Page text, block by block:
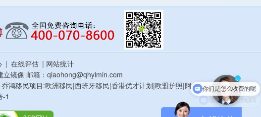
| 在线评估 | 网站统计
立镜像 邮箱：qiaohong@qhyimin.com
鸿移民项目:欧洲移民|西班牙移民|香港优才计划|欧盟护照|阿尔
-1
×
现在有优惠活动吗